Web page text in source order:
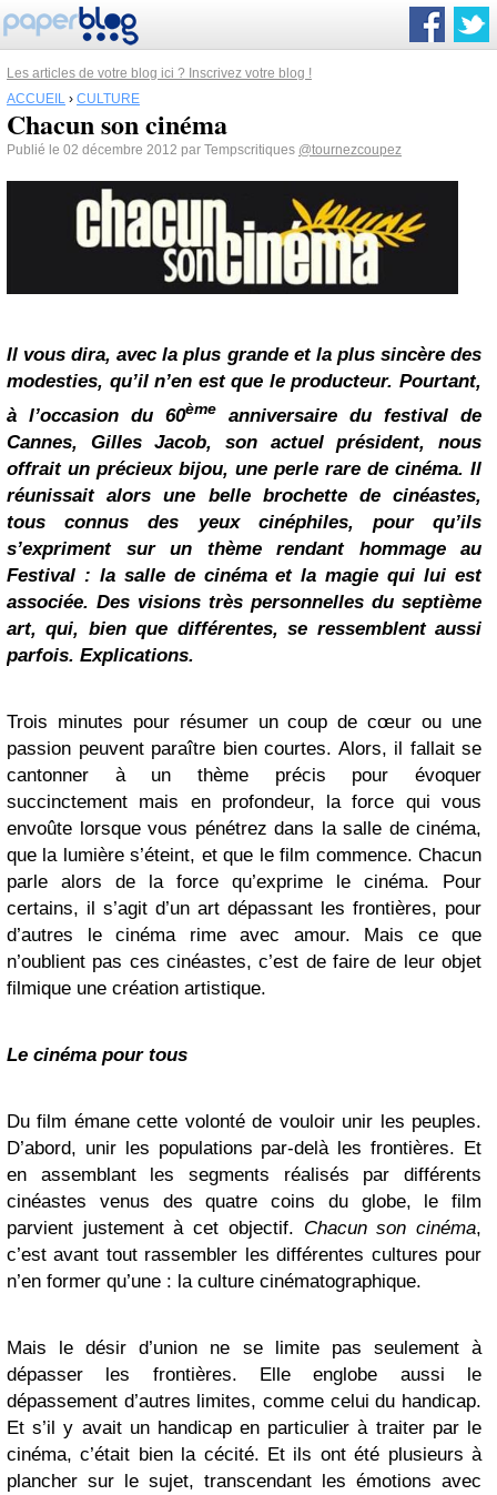
Les articles de votre blog ici ? Inscrivez votre blog !
ACCUEIL › CULTURE
Chacun son cinéma
Publié le 02 décembre 2012 par Tempscritiques @tournezcoupez
Il vous dira, avec la plus grande et la plus sincère des
modesties, qu’il n’en est que le producteur. Pourtant,
à l’occasion du 60ème anniversaire du festival de
Cannes, Gilles Jacob, son actuel président, nous
offrait un précieux bijou, une perle rare de cinéma. Il
réunissait alors une belle brochette de cinéastes,
tous connus des yeux cinéphiles, pour qu’ils
s’expriment sur un thème rendant hommage au
Festival : la salle de cinéma et la magie qui lui est
associée. Des visions très personnelles du septième
art, qui, bien que différentes, se ressemblent aussi
parfois. Explications.
Trois minutes pour résumer un coup de cœur ou une
passion peuvent paraître bien courtes. Alors, il fallait se
cantonner à un thème précis pour évoquer
succinctement mais en profondeur, la force qui vous
envoûte lorsque vous pénétrez dans la salle de cinéma,
que la lumière s’éteint, et que le film commence. Chacun
parle alors de la force qu’exprime le cinéma. Pour
certains, il s’agit d’un art dépassant les frontières, pour
d’autres le cinéma rime avec amour. Mais ce que
n’oublient pas ces cinéastes, c’est de faire de leur objet
filmique une création artistique.
Le cinéma pour tous
Du film émane cette volonté de vouloir unir les peuples.
D’abord, unir les populations par-delà les frontières. Et
en assemblant les segments réalisés par différents
cinéastes venus des quatre coins du globe, le film
parvient justement à cet objectif. Chacun son cinéma,
c’est avant tout rassembler les différentes cultures pour
n’en former qu’une : la culture cinématographique.
Mais le désir d’union ne se limite pas seulement à
dépasser les frontières. Elle englobe aussi le
dépassement d’autres limites, comme celui du handicap.
Et s’il y avait un handicap en particulier à traiter par le
cinéma, c’était bien la cécité. Et ils ont été plusieurs à
plancher sur le sujet, transcendant les émotions avec